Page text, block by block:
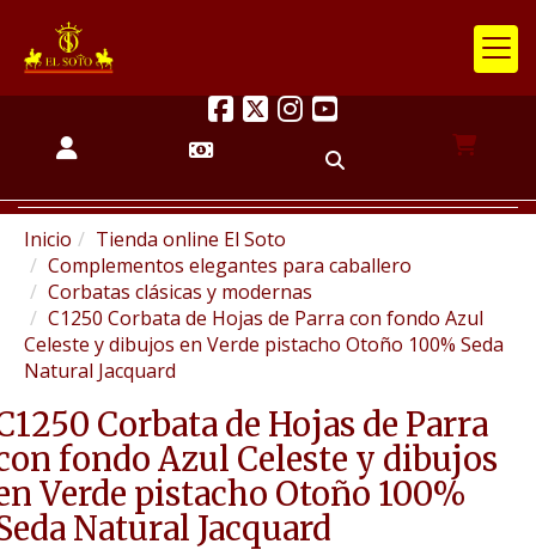
Inicio
Tienda online El Soto
Complementos elegantes para caballero
Corbatas clásicas y modernas
C1250 Corbata de Hojas de Parra con fondo Azul
Celeste y dibujos en Verde pistacho Otoño 100% Seda
Natural Jacquard
Corbata de Hojas de Parra
fondo Azul Celeste y dibujos
Verde pistacho Otoño 100%
Natural Jacquard